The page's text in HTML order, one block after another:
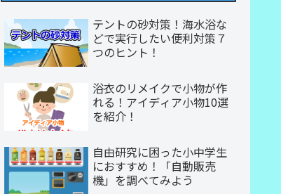
テントの砂対策！海水浴な
どで実行したい便利対策７
つのヒント！
浴衣のリメイクで小物が作
れる！アイディア小物10選
を紹介！
自由研究に困った小中学生
におすすめ！「自動販売
機」を調べてみよう